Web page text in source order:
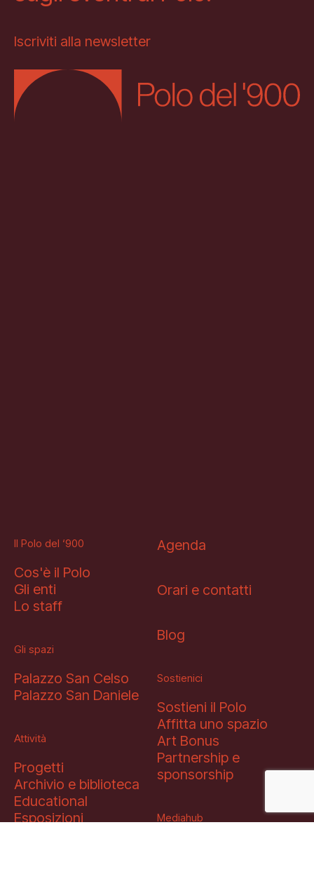
Iscriviti alla newsletter
Il Polo del ‘900
Cos'è il Polo
Gli enti
Lo staff
Gli spazi
Palazzo San Celso
Palazzo San Daniele
Attività
Progetti
Archivio e biblioteca
Educational
Esposizioni
Agenda
Orari e contatti
Blog
Sostienici
Sostieni il Polo
Affitta uno spazio
Art Bonus
Partnership e
sponsorship
Mediahub